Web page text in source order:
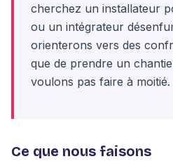
cherchez un installateur
ou un intégrateur
orienterons vers des
que de prendre un
voulons pas faire à moitié.
Ce que nous faisons